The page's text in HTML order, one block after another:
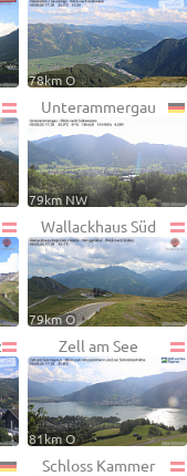
78km O
Unterammergau
79km NW
Wallackhaus Süd
79km O
Zell am See
81km O
Schloss Kammer